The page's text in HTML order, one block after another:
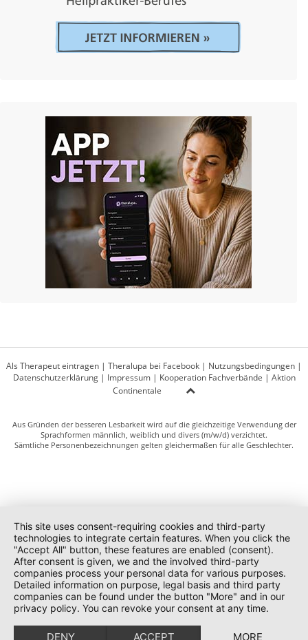
Als Therapeut eintragen | Theralupa bei Facebook | Nutzungsbedingungen |
Datenschutzerklärung| Impressum| Kooperation Fachverbände | Aktion
Continentale
Aus Gründen der besseren Lesbarkeit wird auf die gleichzeitige Verwendung der
Sprachformen männlich, weiblich und divers (m/w/d) verzichtet.
Sämtliche Personenbezeichnungen gelten gleichermaßen für alle Geschlechter.
This site uses consent-requiring cookies and third-party
technologies to integrate certain features. When you click the
"Accept All" button, these features are enabled (consent).
After consent is given, we and the involved third-party
companies process your personal data for various purposes.
Detailed information on purpose, legal basis and third party
companies can be found under the button "More" and in our
privacy policy. You can revoke your consent at any time.
DENY ACCEPT MORE